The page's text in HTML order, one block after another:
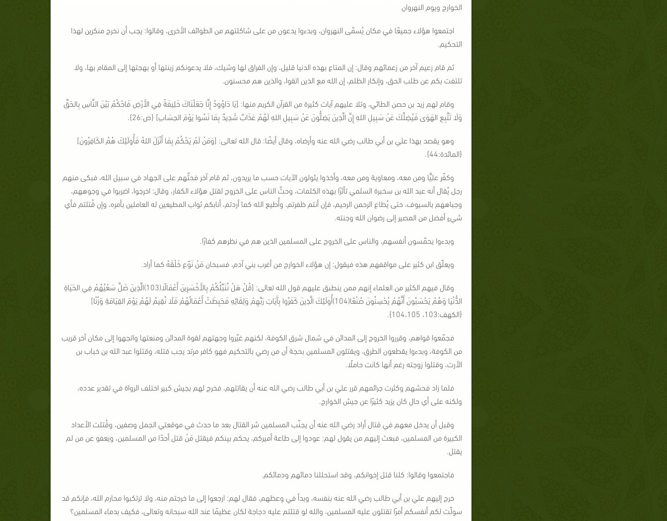
الخوارج ويوم النهروان
اجتمعوا هؤلاء جميعًا في مكان يُسمّى النهروان، وبدءوا يدعون من على شاكلتهم من الطوائف الأخرى، وقالوا: يجب أن نخرج منكرين لهذا
التحكيم.
ثم قام زعيم آخر من زعمائهم وقال: إن المتاع بهذه الدنيا قليل، وإن الفراق لها وشيك، فلا يدعونكم زينتها أو بهجتها إلى المقام بها، ولا
تلتفت بكم عن طلب الحق، وإنكار الظلم، إن الله مع الذين اتقوا، والذين هم محسنون.
وقام لهم زيد بن حصن الطائي، وتلا عليهم آيات كثيرة من القرآن الكريم منها: [يَا دَاوُودُ إِنَّا جَعَلْنَاكَ خَلِيفَةً فِي الأَرْضِ فَاحْكُمْ بَيْنَ النَّاسِ بِالحَقِّ
وَلَا تَتَّبِعِ الهَوَى فَيُضِلَّكَ عَنْ سَبِيلِ اللهِ إِنَّ الَّذِينَ يَضِلُّونَ عَنْ سَبِيلِ اللهِ لَهُمْ عَذَابٌ شَدِيدٌ بِمَا نَسُوا يَوْمَ الحِسَابِ] {ص:26}.
وهو يقصد بهذا علي بن أبي طالب رضي الله عنه وأرضاه، وقال أيضًا: قال الله تعالى: [وَمَنْ لَمْ يَحْكُمْ بِمَا أَنْزَلَ اللهُ فَأُولَئِكَ هُمُ الكَافِرُونَ]
{المائدة:44}.
وكفّر عليًّا ومن معه، ومعاوية ومن معه، وأخذوا يئولون الآيات حسب ما يريدون، ثم قام آخر فحثّهم على الجهاد في سبيل الله، فبكى منهم
رجل يُقال أنه عبد الله بن سخبرة السلمي تأثرًا بهذه الكلمات، وحثّ الناس على الخروج لقتل هؤلاء الكفار، وقال: اخرجوا، اضربوا في وجوههم،
وجباههم بالسيوف، حتى يُطاع الرحمن الرحيم، فإن أنتم ظفرتم، وأُطيع الله كما أردتم، أنابكم ثواب المطيعين له العاملين بأمره، وإن قُتلتم فأي
شيءٍ أفضل من المصير إلى رضوان الله وجنته.
وبدءوا يحمّسون أنفسهم، والناس على الخروج على المسلمين الذين هم في نظرهم كفارًا.
ويعلّق ابن كثير على مواقفهم هذه فيقول: إن هؤلاء الخوارج من أغرب بني آدم، فسبحان مَنْ نَوّع خَلْقَهُ كما أراد.
وقال فيهم الكثير من العلماء إنهم ممن ينطبق عليهم قول الله تعالى: [قُلْ هَلْ نُنَبِّئُكُمْ بِالأَخْسَرِينَ أَعْمَالًا(103)الَّذِينَ ضَلَّ سَعْيُهُمْ فِي الحَيَاةِ
الدُّنْيَا وَهُمْ يَحْسَبُونَ أَنَّهُمْ يُحْسِنُونَ صُنْعًا(104)أُولَئِكَ الَّذِينَ كَفَرُوا بِآَيَاتِ رَبِّهِمْ وَلِقَائِهِ فَحَبِطَتْ أَعْمَالُهُمْ فَلَا نُقِيمُ لَهُمْ يَوْمَ القِيَامَةِ وَزْنًا]
{الكهف:103، 104،105}.
فجمّعوا قواهم، وقرروا الخروج إلى المدائن في شمال شرق الكوفة، لكنهم غيّروا وجهتهم لقوة المدائن ومنعتها واتجهوا إلى مكان آخر قريب
من الكوفة، وبدءوا يقطعون الطرق، ويقتلون المسلمين بحجة أن من رضي بالتحكيم فهو كافر مرتد يجب قتله، وقتلوا عبد الله بن خباب بن
الأرت، وقتلوا زوجته رغم أنها كانت حاملًا.
فلما زاد فحشهم وكثرت جرائمهم قرر علي بن أبي طالب رضي الله عنه أن يقاتلهم، فخرج لهم بجيش كبير اختلف الرواة في تقدير عدده،
ولكنه على أي حال كان يزيد كثيرًا عن جيش الخوارج.
وقبل أن يدخل معهم في قتال أراد رضي الله عنه أن يجنّب المسلمين شر القتال بعد ما حدث في موقعتي الجمل وصفين، وقُتلت الأعداد
الكبيرة من المسلمين، فبعث إليهم من يقول لهم: عودوا إلى طاعة أميركم، يحكم بينكم فيقتل مَنْ قتل أحدًا من المسلمين، ويعفو عن من لم
يقتل.
فاجتمعوا وقالوا: كلنا قتل إخوانكم، وقد استحللنا دمائهم ودمائكم.
خرج إليهم علي بن أبي طالب رضي الله عنه بنفسه، وبدأ في وعظهم، فقال لهم: ارجعوا إلى ما خرجتم منه، ولا ترتكبوا محارم الله، فإنكم قد
سولّت لكم أنفسكم أمرًا تقتلون عليه المسلمين، والله لو قتلتم عليه دجاجة لكان عظيمًا عند الله سبحانه وتعالى، فكيف بدماء المسلمين؟